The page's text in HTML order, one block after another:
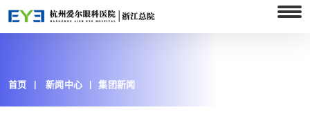
首页 新闻中心 集团新闻